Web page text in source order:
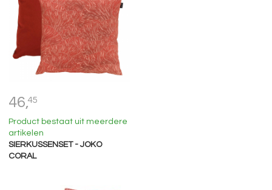
46,45
Product bestaat uit meerdere
artikelen
SIERKUSSENSET - JOKO
CORAL